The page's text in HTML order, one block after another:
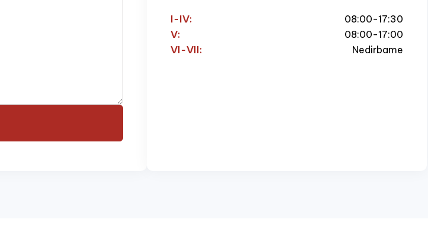
I-IV: 08:00-17:30
V: 08:00-17:00
VI-VII: Nedirbame